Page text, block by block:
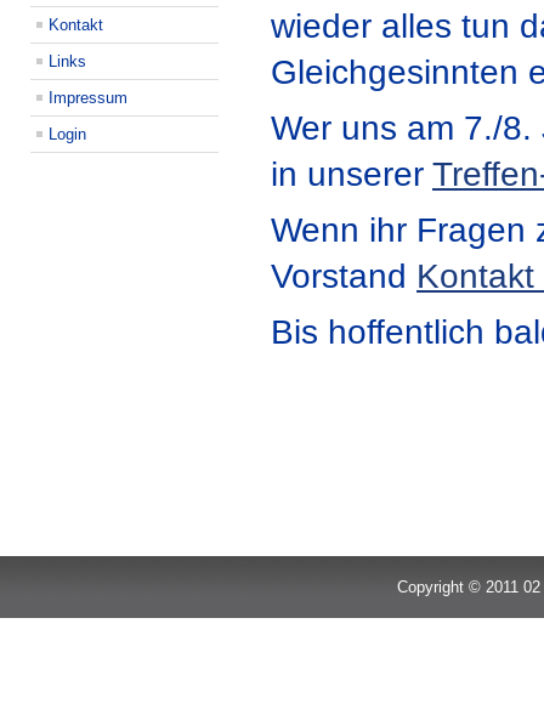
Kontakt
Links
Impressum
Login
wieder alles tun
Gleichgesinnten
Wer uns am 7./
in unserer
Wenn ihr Fragen
Vorstand Kontakt
Bis hoffentlich
Copyright © 2011